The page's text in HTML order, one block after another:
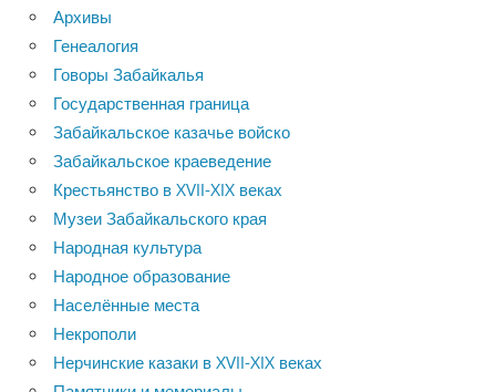
Архивы
Генеалогия
Говоры Забайкалья
Государственная граница
Забайкальское казачье войско
Забайкальское краеведение
Крестьянство в XVII-XIX веках
Музеи Забайкальского края
Народная культура
Народное образование
Населённые места
Некрополи
Нерчинские казаки в XVII-XIX веках